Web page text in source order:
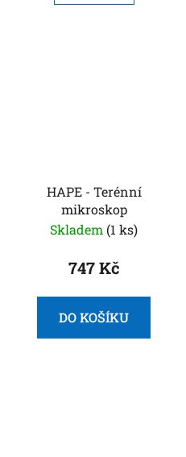
HAPE - Terénní
mikroskop
Skladem (1 ks)
747 Kč
DO KOŠÍKU